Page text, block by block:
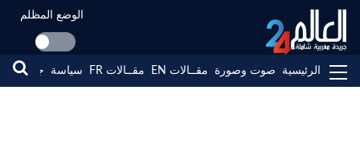
الوضع المظلم
الرئيسية صوت وصورة مقــالات EN مقــالات FR سياسة جهات